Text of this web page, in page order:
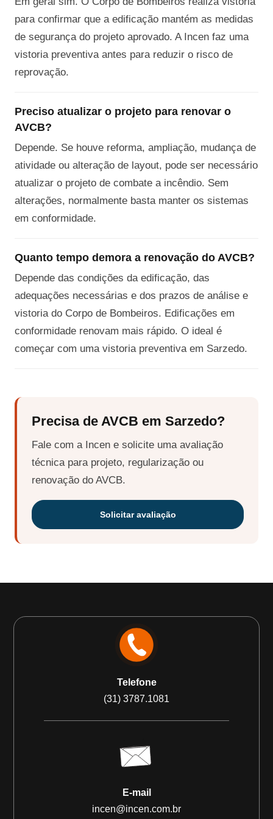
para confirmar que a edificação mantém as medidas
de segurança do projeto aprovado. A Incen faz uma
vistoria preventiva antes para reduzir o risco de
reprovação.
Preciso atualizar o projeto para renovar o
AVCB?
Depende. Se houve reforma, ampliação, mudança de
atividade ou alteração de layout, pode ser necessário
atualizar o projeto de combate a incêndio. Sem
alterações, normalmente basta manter os sistemas
em conformidade.
Quanto tempo demora a renovação do AVCB?
Depende das condições da edificação, das
adequações necessárias e dos prazos de análise e
vistoria do Corpo de Bombeiros. Edificações em
conformidade renovam mais rápido. O ideal é
começar com uma vistoria preventiva em Sarzedo.
Precisa de AVCB em Sarzedo?
Fale com a Incen e solicite uma avaliação
técnica para projeto, regularização ou
renovação do AVCB.
Solicitar avaliação
Telefone
(31) 3787.1081
E-mail
incen@incen.com.br